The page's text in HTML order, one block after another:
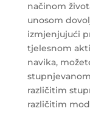
načinom
unosom
izmjenjujući
tjelesnom
navika,
različitim
različitim